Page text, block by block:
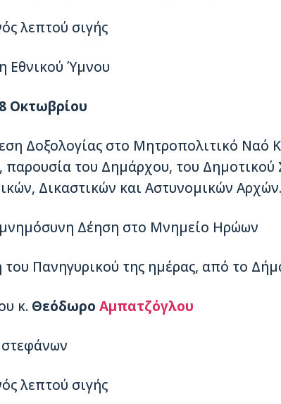
λεπτού σιγής
Εθνικού Ύμνου
Οκτωβρίου
Δοξολογίας στο Μητροπολιτικό Ναό
παρουσία του Δημάρχου, του Δημοτικού
Δικαστικών και Αστυνομικών Αρχών.
Δέηση στο Μνημείο Ηρώων
Πανηγυρικού της ημέρας, από το
κ. Θεόδωρο Αμπατζόγλου
λεπτού σιγής